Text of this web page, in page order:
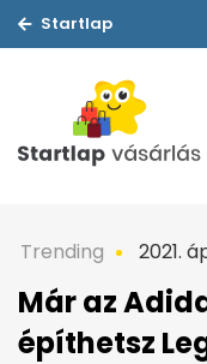
Startlap
Trending 2021.
Már az
építhetsz